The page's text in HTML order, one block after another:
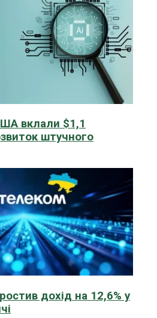
вклали $1,1
штучного
дохід на 12,6% у